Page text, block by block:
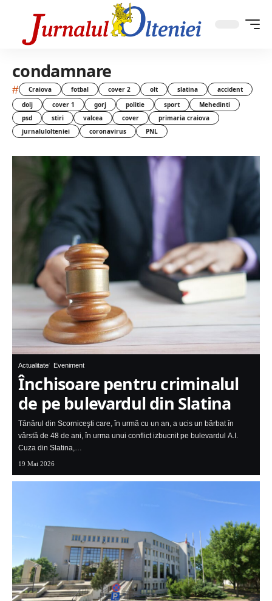
condamnare
# Craiova fotbal cover 2 olt slatina
accident
dolj
cover 1 gorj politie sport
Mehedinti
psd
stiri valcea cover
primaria craiova
jurnalulolteniei
coronavirus PNL
Actualitate Eveniment
Închisoare pentru criminalul
de pe bulevardul din Slatina
Tânărul din Scorniceşti care, în urmă cu un an, a ucis un bărbat în
vârstă de 48 de ani, în urma unui conflict izbucnit pe bulevardul A.I.
Cuza din Slatina,…
19 Mai 2026